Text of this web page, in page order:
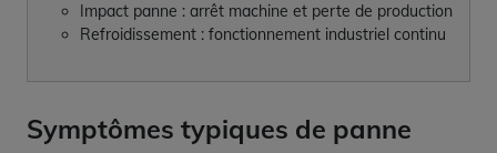
Impact panne : arrêt machine et perte de production
Refroidissement : fonctionnement industriel continu
Symptômes typiques de panne